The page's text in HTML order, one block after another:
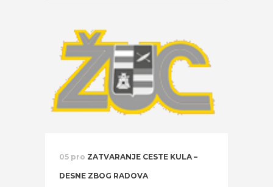
05 pro ZATVARANJE CESTE KULA –
DESNE ZBOG RADOVA